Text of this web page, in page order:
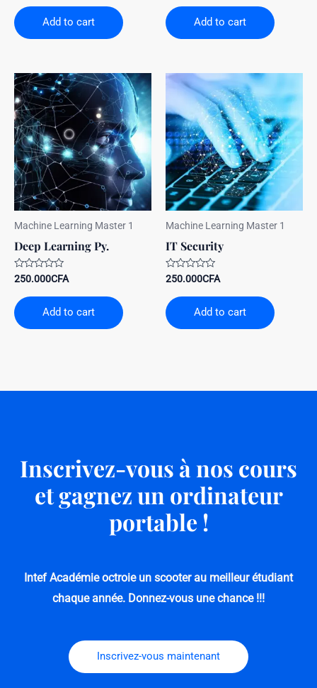
out
of
5
Add to cart
out
of
5
Add to cart
Machine Learning Master 1
Deep Learning Py.
Rated
out
of
5
250.000CFA
Add to cart
Machine Learning Master 1
IT Security
Rated
out
of
5
250.000CFA
Add to cart
Inscrivez-vous à nos cours
et gagnez un ordinateur
portable !
Intef Académie octroie un scooter au meilleur étudiant
chaque année. Donnez-vous une chance !!!
Inscrivez-vous maintenant